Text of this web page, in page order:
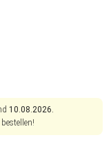
10.08.2026.
bestellen!